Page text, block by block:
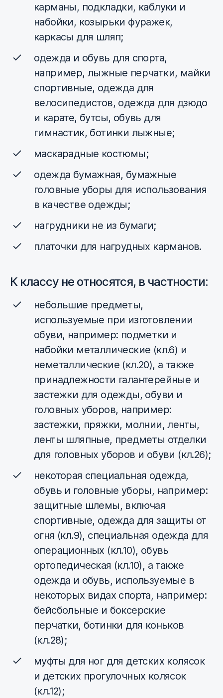
карманы, подкладки, каблуки и
набойки, козырьки фуражек,
каркасы для шляп;
одежда и обувь для спорта,
например, лыжные перчатки, майки
спортивные, одежда для
велосипедистов, одежда для дзюдо
и карате, бутсы, обувь для
гимнастик, ботинки лыжные;
маскарадные костюмы;
одежда бумажная, бумажные
головные уборы для использования
в качестве одежды;
нагрудники не из бумаги;
платочки для нагрудных карманов.
К классу не относятся, в частности:
небольшие предметы,
используемые при изготовлении
обуви, например: подметки и
набойки металлические (кл.6) и
неметаллические (кл.20), а также
принадлежности галантерейные и
застежки для одежды, обуви и
головных уборов, например:
застежки, пряжки, молнии, ленты,
ленты шляпные, предметы отделки
для головных уборов и обуви (кл.26);
некоторая специальная одежда,
обувь и головные уборы, например:
защитные шлемы, включая
спортивные, одежда для защиты от
огня (кл.9), специальная одежда для
операционных (кл.10), обувь
ортопедическая (кл.10), а также
одежда и обувь, используемые в
некоторых видах спорта, например:
бейсбольные и боксерские
перчатки, ботинки для коньков
(кл.28);
муфты для ног для детских колясок
и детских прогулочных колясок
(кл.12);